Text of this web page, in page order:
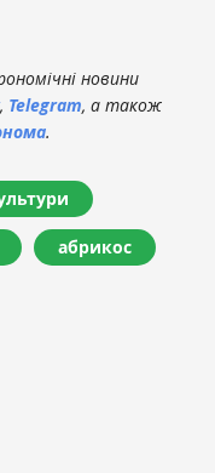
новини
, Telegram, а також
.
абрикос